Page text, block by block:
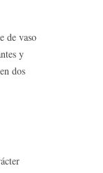
de vaso
y
dos